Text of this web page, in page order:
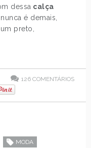
dessa calça
nunca é demais,
preto,
126 COMENTÁRIOS
MODA